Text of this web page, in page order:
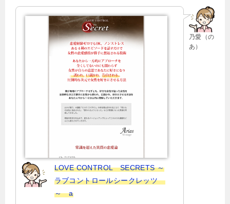
乃愛（の
あ）
LOVE CONTROL SECRETS ～
ラブコントロールシークレッツ
～ a